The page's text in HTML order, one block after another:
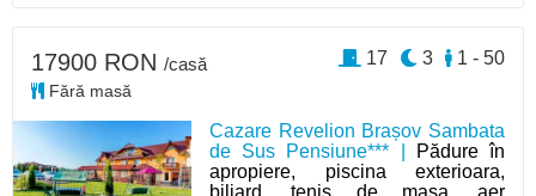
Cazare Revelion Brașov Sambata
de Sus Pensiune*** |
Pădure în
apropiere, piscina exterioara,
biliard, tenis de masa, aer
17900 RON /casă
Fără masă
1 - 50
3
17